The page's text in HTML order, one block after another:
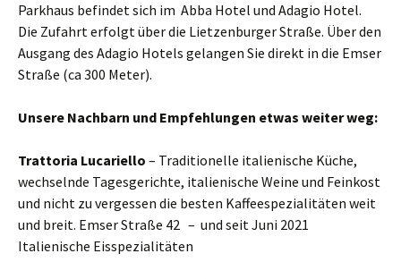
Parkhaus befindet sich im Abba Hotel und Adagio Hotel.
Die Zufahrt erfolgt über die Lietzenburger Straße. Über den
Ausgang des Adagio Hotels gelangen Sie direkt in die Emser
Straße (ca 300 Meter).
Unsere Nachbarn und Empfehlungen etwas weiter weg:
Trattoria Lucariello – Traditionelle italienische Küche,
wechselnde Tagesgerichte, italienische Weine und Feinkost
und nicht zu vergessen die besten Kaffeespezialitäten weit
und breit. Emser Straße 42 – und seit Juni 2021
Italienische Eisspezialitäten